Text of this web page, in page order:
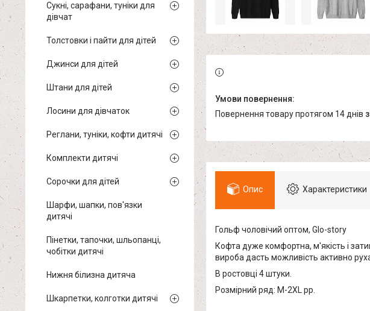
повернення товару протягом 14 днів
Опис Характеристики
Гольф чоловічий оптом, Glo-story
Кофта дуже комфортна, м'якість і
вироба дасть можливість активно
В ростовці 4 штуки.
Розмірний ряд: M-2XL рр.
Сукні, сарафани, туніки для
дівчат
Толстовки і пайти для дітей
Джинси для дітей
Штани для дітей
Лосини для дівчаток
Реглани, туніки, кофти дитячі
Комплекти дитячі
Сорочки для дітей
Шарфи, шапки, пов'язки
дитячі
Пінетки, тапочки, шльопанці,
чобітки дитячі
Нижня білизна дитяча
Шкарпетки, колготки дитячі